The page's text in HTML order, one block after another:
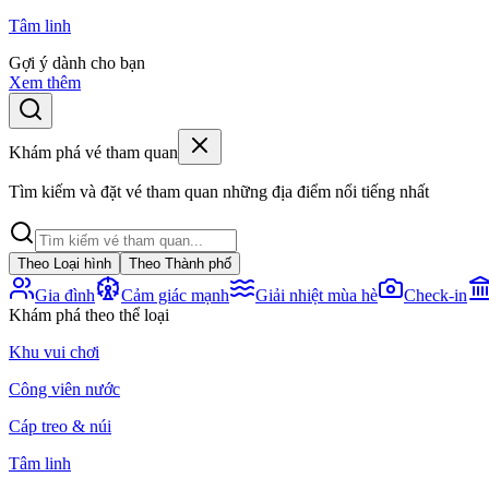
Tâm linh
Gợi ý dành cho bạn
Xem thêm
Khám phá vé tham quan
Tìm kiếm và đặt vé tham quan những địa điểm nổi tiếng nhất
Theo Loại hình Theo Thành phố
Gia đình Cảm giác mạnh Giải nhiệt mùa hè Check-in
Khám phá theo thể loại
Khu vui chơi
Công viên nước
Cáp treo & núi
Tâm linh